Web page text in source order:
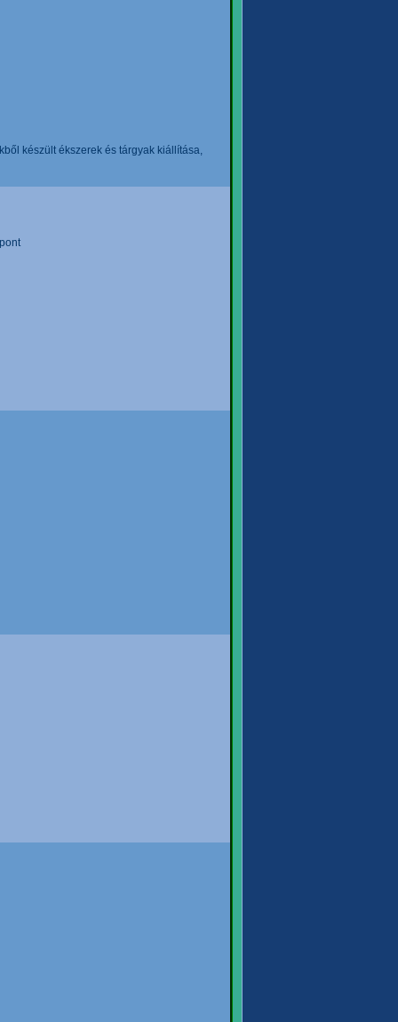
készült ékszerek és tárgyak kiállítása,